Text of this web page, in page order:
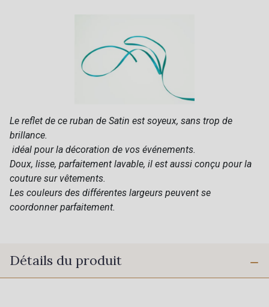
Le reflet de ce ruban de Satin est soyeux, sans trop de
brillance.
idéal pour la décoration de vos événements.
Doux, lisse, parfaitement lavable, il est aussi conçu pour la
couture sur vêtements.
Les couleurs des différentes largeurs peuvent se
coordonner parfaitement.
Détails du produit